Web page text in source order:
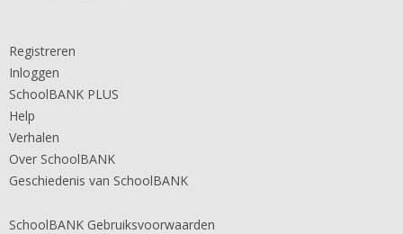
Registreren
Inloggen
SchoolBANK PLUS
Help
Verhalen
Over SchoolBANK
Geschiedenis van SchoolBANK
SchoolBANK Gebruiksvoorwaarden